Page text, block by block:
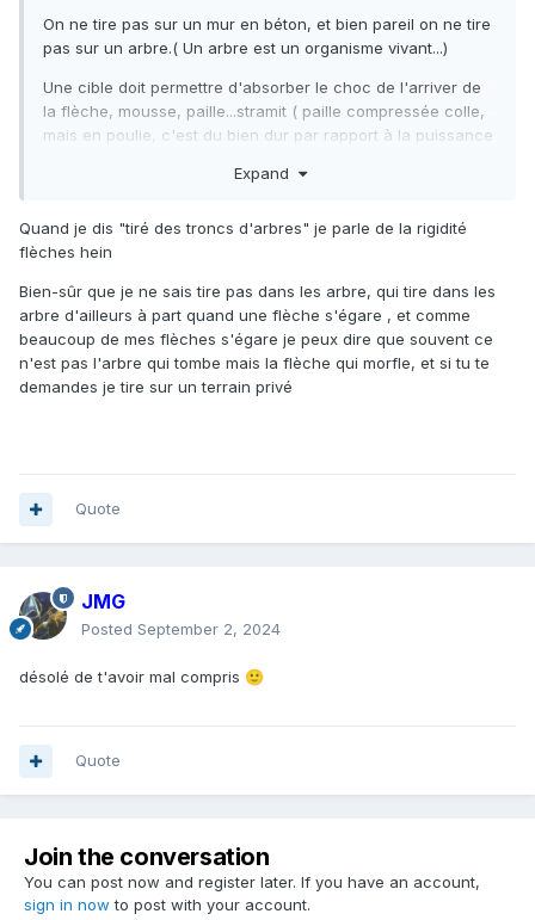
On ne tire pas sur un mur en béton, et bien pareil on ne tire
pas sur un arbre.( Un arbre est un organisme vivant...)
Une cible doit permettre d'absorber le choc de l'arriver de
la flèche, mousse, paille...stramit ( paille compressée colle,
mais en poulie, c'est du bien dur par rapport à la puissance
Expand
Quand je dis "tiré des troncs d'arbres" je parle de la rigidité
flèches hein
Bien-sûr que je ne sais tire pas dans les arbre, qui tire dans les
arbre d'ailleurs à part quand une flèche s'égare , et comme
beaucoup de mes flèches s'égare je peux dire que souvent ce
n'est pas l'arbre qui tombe mais la flèche qui morfle, et si tu te
demandes je tire sur un terrain privé
Quote
JMG
Posted September 2, 2024
désolé de t'avoir mal compris 🙂
Quote
Join the conversation
You can post now and register later. If you have an account,
sign in now to post with your account.